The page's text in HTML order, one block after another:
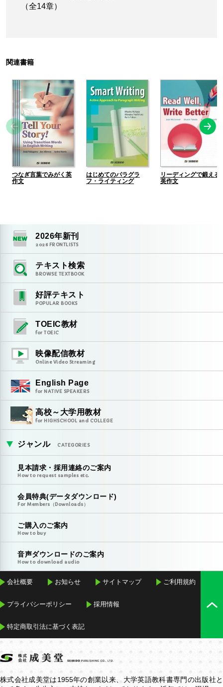
（全14章）
関連書籍
つなぎ言葉でみがく英
作文
はじめてのパラグラ
フ・ライティング
リーディングで鍛える
英作文
2026年新刊
2026FRONTLISTS
テキスト検索
BROWSE TEXTBOOK
好評テキスト
POPULAR BOOKS
TOEIC教材
for TOEIC
映像配信教材
Online Video Streaming
English Page
for NATIVE SPEAKERS
高校～大学用教材
for HIGHSCHOOL and COLLEGE
ジャンル CATEGORIES
見本請求・採用連絡のご案内
How to request samples etc.
会員特典(データダウンロード)
For Members（Downloads）
ご購入のご案内
How to buy
音声ダウンロードのご案内
How to download audio
会社概要 お知らせ サイトマップ ご利用規約
プライバシーポリシー 採用情報
特定商取引法に基づく表記
株式会社成美堂は1955年の創業以来、大学英語教科書専門の出版社と